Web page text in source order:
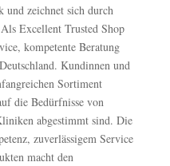
und zeichnet sich durch
Excellent Trusted Shop
kompetente Beratung
Kundinnen und
Sortiment
die Bedürfnisse von
abgestimmt sind. Die
zuverlässigem Service
macht den